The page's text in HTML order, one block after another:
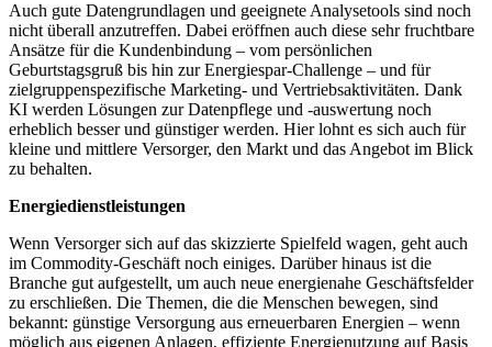
Auch gute Datengrundlagen und geeignete Analysetools sind noch
nicht überall anzutreffen. Dabei eröffnen auch diese sehr fruchtbare
Ansätze für die Kundenbindung – vom persönlichen
Geburtstagsgruß bis hin zur Energiespar-Challenge – und für
zielgruppenspezifische Marketing- und Vertriebsaktivitäten. Dank
KI werden Lösungen zur Datenpflege und -auswertung noch
erheblich besser und günstiger werden. Hier lohnt es sich auch für
kleine und mittlere Versorger, den Markt und das Angebot im Blick
zu behalten.
Energiedienstleistungen
Wenn Versorger sich auf das skizzierte Spielfeld wagen, geht auch
im Commodity-Geschäft noch einiges. Darüber hinaus ist die
Branche gut aufgestellt, um auch neue energienahe Geschäftsfelder
zu erschließen. Die Themen, die die Menschen bewegen, sind
bekannt: günstige Versorgung aus erneuerbaren Energien – wenn
möglich aus eigenen Anlagen, effiziente Energienutzung auf Basis